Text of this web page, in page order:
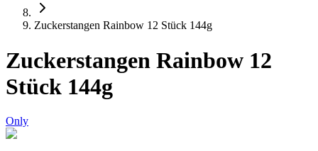
Zuckerstangen Rainbow 12 Stück 144g
Zuckerstangen Rainbow 12
Stück 144g
Only